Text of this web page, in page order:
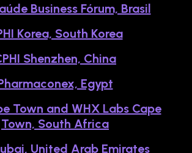
Business Fórum, Brasil
Korea, South Korea
Shenzhen, China
Egypt
Town and WHX Labs Cape
Town, South Africa
United Arab Emirates